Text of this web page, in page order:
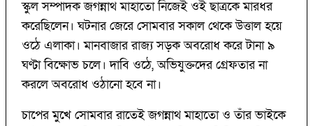
স্কুল সম্পাদক জগন্নাথ মাহাতো নিজেই ওই ছাত্রকে মারধর
করেছিলেন। ঘটনার জেরে সোমবার সকাল থেকে উত্তাল হয়ে
ওঠে এলাকা। মানবাজার রাজ্য সড়ক অবরোধ করে টানা ৯
ঘণ্টা বিক্ষোভ চলে। দাবি ওঠে, অভিযুক্তদের গ্রেফতার না
করলে অবরোধ ওঠানো হবে না।
চাপের মুখে সোমবার রাতেই জগন্নাথ মাহাতো ও তাঁর ভাইকে